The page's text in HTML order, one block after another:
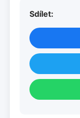
Sdílet: